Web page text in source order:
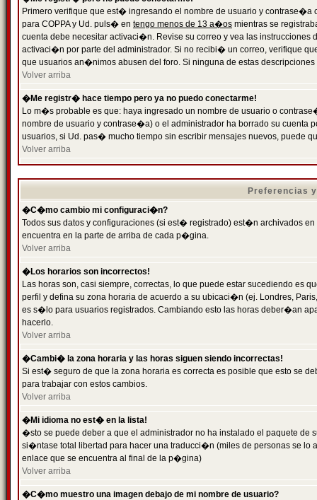
Primero verifique que est� ingresando el nombre de usuario y
para COPPA y Ud. puls� en tengo menos de 13 a�os mientras se
cuenta debe necesitar activaci�n. Revise su correo y vea las
activaci�n por parte del administrador. Si no recibi� un correo, verifique
que usuarios an�nimos abusen del foro. Si ninguna de estas
Volver arriba
�Me registr� hace tiempo pero ya no puedo conectarme!
Lo m�s probable es que: haya ingresado un nombre de usuario o
nombre de usuario y contrase�a) o el administrador ha borrado su
usuarios, si Ud. pas� mucho tiempo sin escribir mensajes nuevos, puede
Volver arriba
Preferencias
�C�mo cambio mi configuraci�n?
Todos sus datos y configuraciones (si est� registrado) est�n archivados
encuentra en la parte de arriba de cada p�gina.
Volver arriba
�Los horarios son incorrectos!
Las horas son, casi siempre, correctas, lo que puede estar sucediendo es
perfil y defina su zona horaria de acuerdo a su ubicaci�n (ej. Londres,
es s�lo para usuarios registrados. Cambiando esto las horas deber�an
hacerlo.
Volver arriba
�Cambi� la zona horaria y las horas siguen siendo incorrectas!
Si est� seguro de que la zona horaria es correcta es posible que esto se
para trabajar con estos cambios.
Volver arriba
�Mi idioma no est� en la lista!
�sto se puede deber a que el administrador no ha instalado el paquete
si�ntase total libertad para hacer una traducci�n (miles de personas se
enlace que se encuentra al final de la p�gina)
Volver arriba
�C�mo muestro una imagen debajo de mi nombre de usuario?